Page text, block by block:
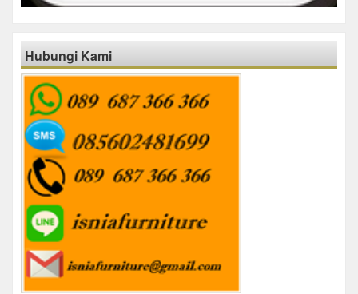
Hubungi Kami